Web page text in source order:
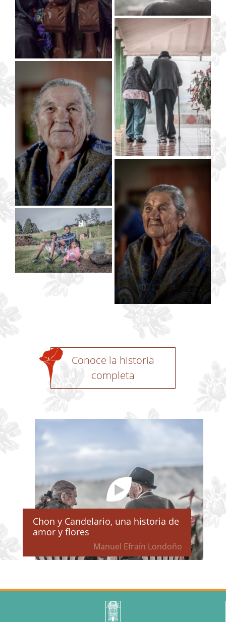
Conoce la historia
completa
Chon y Candelario, una historia de
amor y flores
Manuel Efraín Londoño